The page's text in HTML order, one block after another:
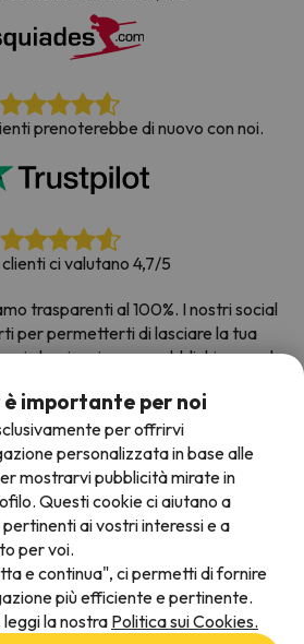
prenoterebbe di nuovo con noi.
ci valutano 4,7/5
trasparenti al 100%. I nostri social
per permetterti di lasciare la tua
che riceviamo e pubblichiamo sul
|Più di 700.000 persone hanno
bianca con Esquiades.com
importante per noi
per offrirvi
personalizzata in base alle
mostrarvi pubblicità mirate in
Questi cookie ci aiutano a
ai vostri interessi e a
per voi.
e continua", ci permetti di fornire
più efficiente e pertinente.
la nostra Politica sui Cookies.